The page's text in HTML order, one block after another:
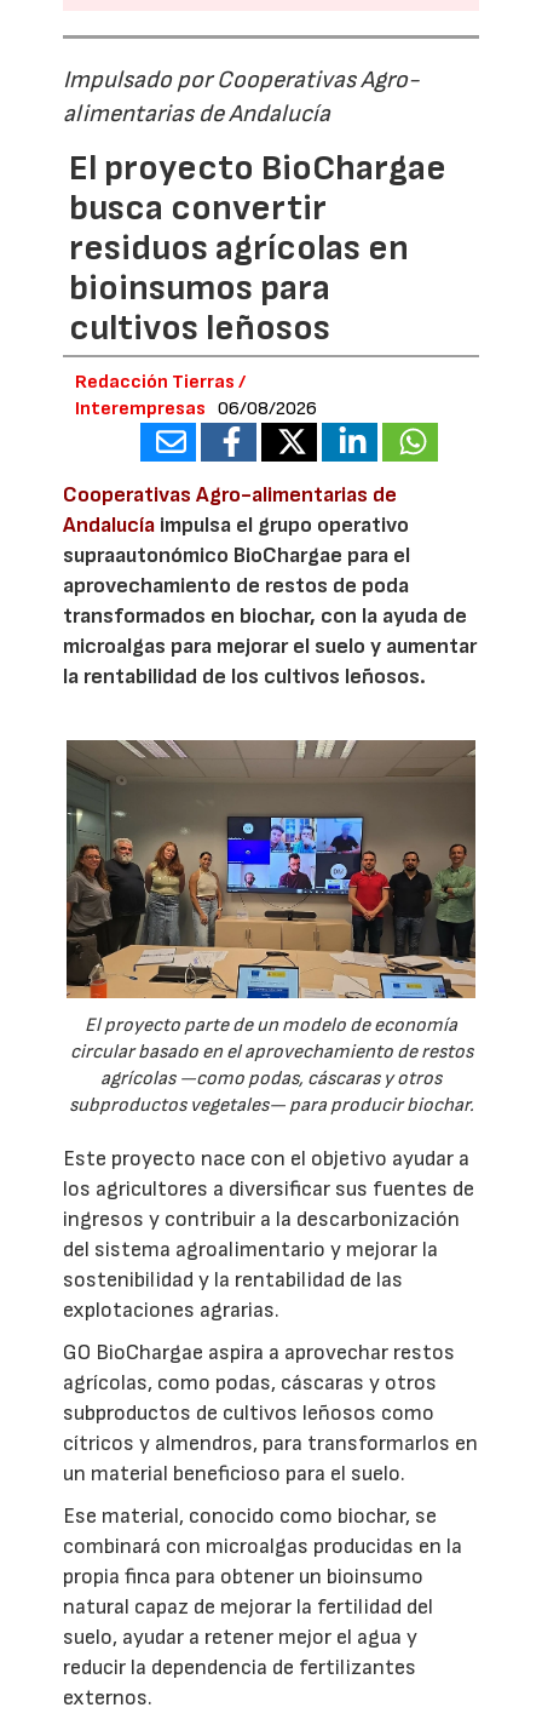
Impulsado por Cooperativas Agro-
alimentarias de Andalucía
El proyecto BioChargae
busca convertir
residuos agrícolas en
bioinsumos para
cultivos leñosos
Redacción Tierras /
Interempresas
06/08/2026
Cooperativas Agro-alimentarias de
Andalucía impulsa el grupo operativo
supraautonómico BioChargae para el
aprovechamiento de restos de poda
transformados en biochar, con la ayuda de
microalgas para mejorar el suelo y aumentar
la rentabilidad de los cultivos leñosos.
El proyecto parte de un modelo de economía
circular basado en el aprovechamiento de restos
agrícolas —como podas, cáscaras y otros
subproductos vegetales— para producir biochar.
Este proyecto nace con el objetivo ayudar a
los agricultores a diversificar sus fuentes de
ingresos y contribuir a la descarbonización
del sistema agroalimentario y mejorar la
sostenibilidad y la rentabilidad de las
explotaciones agrarias.
GO BioChargae aspira a aprovechar restos
agrícolas, como podas, cáscaras y otros
subproductos de cultivos leñosos como
cítricos y almendros, para transformarlos en
un material beneficioso para el suelo.
Ese material, conocido como biochar, se
combinará con microalgas producidas en la
propia finca para obtener un bioinsumo
natural capaz de mejorar la fertilidad del
suelo, ayudar a retener mejor el agua y
reducir la dependencia de fertilizantes
externos.